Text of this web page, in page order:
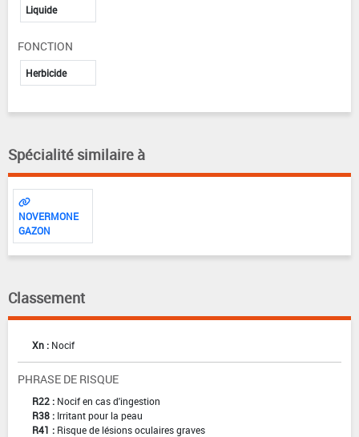
Liquide
FONCTION
Herbicide
Spécialité similaire à
NOVERMONE
GAZON
Classement
Xn : Nocif
PHRASE DE RISQUE
R22 : Nocif en cas d'ingestion
R38 : Irritant pour la peau
R41 : Risque de lésions oculaires graves